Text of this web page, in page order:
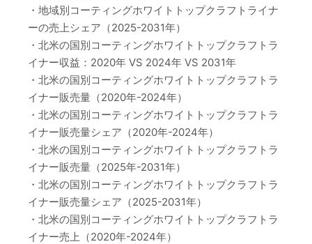
・地域別コーティングホワイトトップクラフトライナ
ーの売上シェア（2025-2031年）
・北米の国別コーティングホワイトトップクラフトラ
イナー収益：2020年 VS 2024年 VS 2031年
・北米の国別コーティングホワイトトップクラフトラ
イナー販売量（2020年-2024年）
・北米の国別コーティングホワイトトップクラフトラ
イナー販売量シェア（2020年-2024年）
・北米の国別コーティングホワイトトップクラフトラ
イナー販売量（2025年-2031年）
・北米の国別コーティングホワイトトップクラフトラ
イナー販売量シェア（2025-2031年）
・北米の国別コーティングホワイトトップクラフトラ
イナー売上（2020年-2024年）